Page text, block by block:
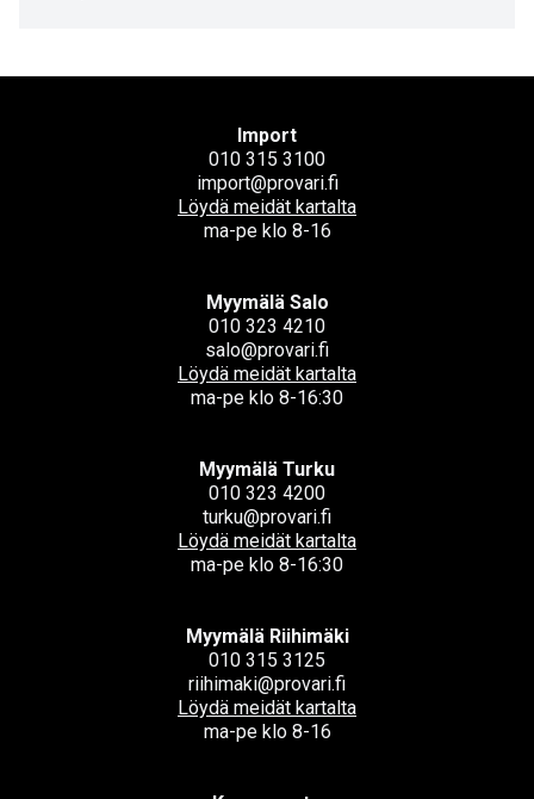
Import
010 315 3100
import@provari.fi
Löydä meidät kartalta
ma-pe klo 8-16
Myymälä Salo
010 323 4210
salo@provari.fi
Löydä meidät kartalta
ma-pe klo 8-16:30
Myymälä Turku
010 323 4200
turku@provari.fi
Löydä meidät kartalta
ma-pe klo 8-16:30
Myymälä Riihimäki
010 315 3125
riihimaki@provari.fi
Löydä meidät kartalta
ma-pe klo 8-16